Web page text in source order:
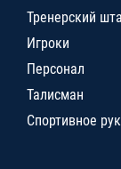
Тренерский
Игроки
Персонал
Талисман
Спортивное